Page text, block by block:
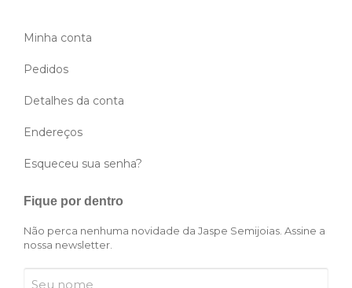
Minha conta
Pedidos
Detalhes da conta
Endereços
Esqueceu sua senha?
Fique por dentro
Não perca nenhuma novidade da Jaspe Semijoias. Assine a
nossa newsletter.